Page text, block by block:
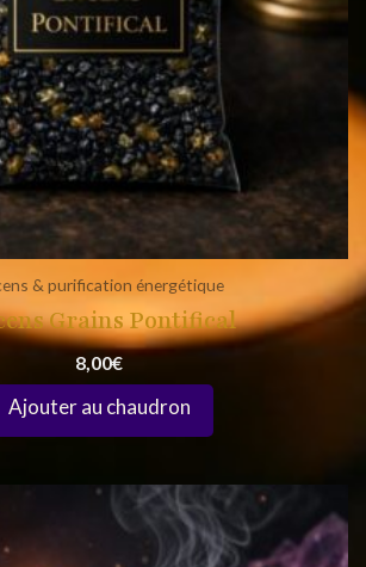
& purification énergétique
Grains Pontifical
8,00€